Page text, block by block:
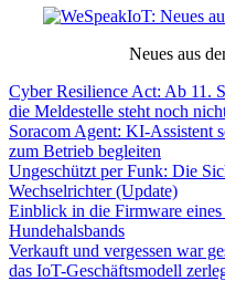
Neues aus
Cyber Resilience Act: Ab 11.
die Meldestelle steht noch
Soracom Agent: KI-Assistent
zum Betrieb begleiten
Ungeschützt per Funk: Die
Wechselrichter (Update)
Einblick in die Firmware
Hundehalsbands
Verkauft und vergessen war
das IoT-Geschäftsmodell